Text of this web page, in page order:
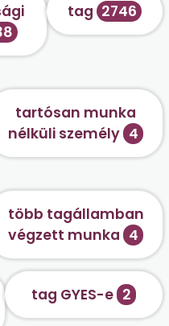
tag 2746
tartósan munka
nélküli személy 4
több tagállamban
végzett munka 4
tag GYES-e 2